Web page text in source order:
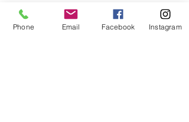
Phone Email Facebook Instagram